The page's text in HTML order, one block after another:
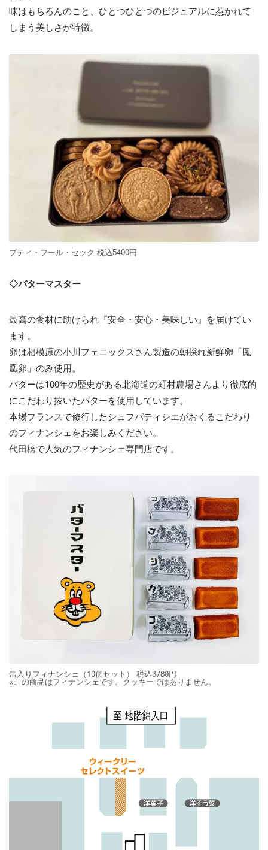
味はもちろんのこと、ひとつひとつのビジュアルに惹かれて
しまう美しさが特徴。
プティ・フール・セック 税込5400円
◇バターマスター
最高の食材に助けられ『安全・安心・美味しい』を届けてい
ます。
卵は相模原の小川フェニックスさん製造の朝採れ新鮮卵「鳳
凰卵」のみ使用。
バターは100年の歴史がある北海道の町村農場さんより徹底的
にこだわり抜いたバターを使用しています。
本場フランスで修行したシェフパティシエがおくるこだわり
のフィナンシェをお楽しみください。
代田橋で人気のフィナンシェ専門店です。
缶入りフィナンシェ（10個セット） 税込3780円
※この商品はフィナンシェです。クッキーではありません。